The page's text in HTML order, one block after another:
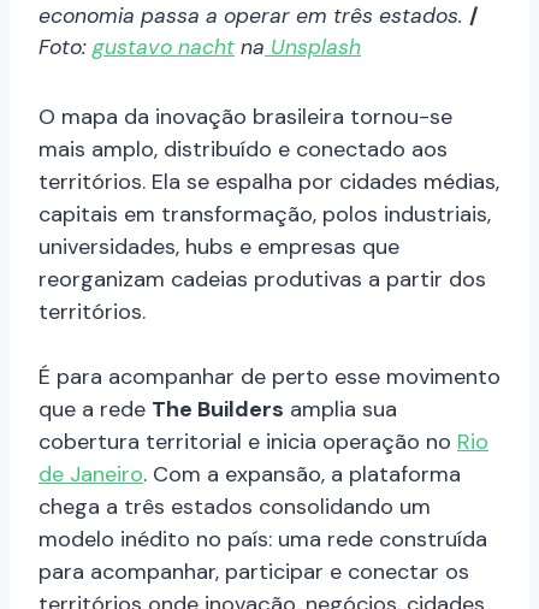
economia passa a operar em três estados. /
Foto: gustavo nacht na Unsplash
O mapa da inovação brasileira tornou-se
mais amplo, distribuído e conectado aos
territórios. Ela se espalha por cidades médias,
capitais em transformação, polos industriais,
universidades, hubs e empresas que
reorganizam cadeias produtivas a partir dos
territórios.
É para acompanhar de perto esse movimento
que a rede The Builders amplia sua
cobertura territorial e inicia operação no Rio
de Janeiro. Com a expansão, a plataforma
chega a três estados consolidando um
modelo inédito no país: uma rede construída
para acompanhar, participar e conectar os